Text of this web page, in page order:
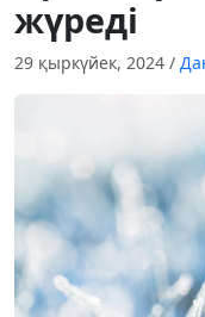
жүреді
29 қыркүйек, 2024 /